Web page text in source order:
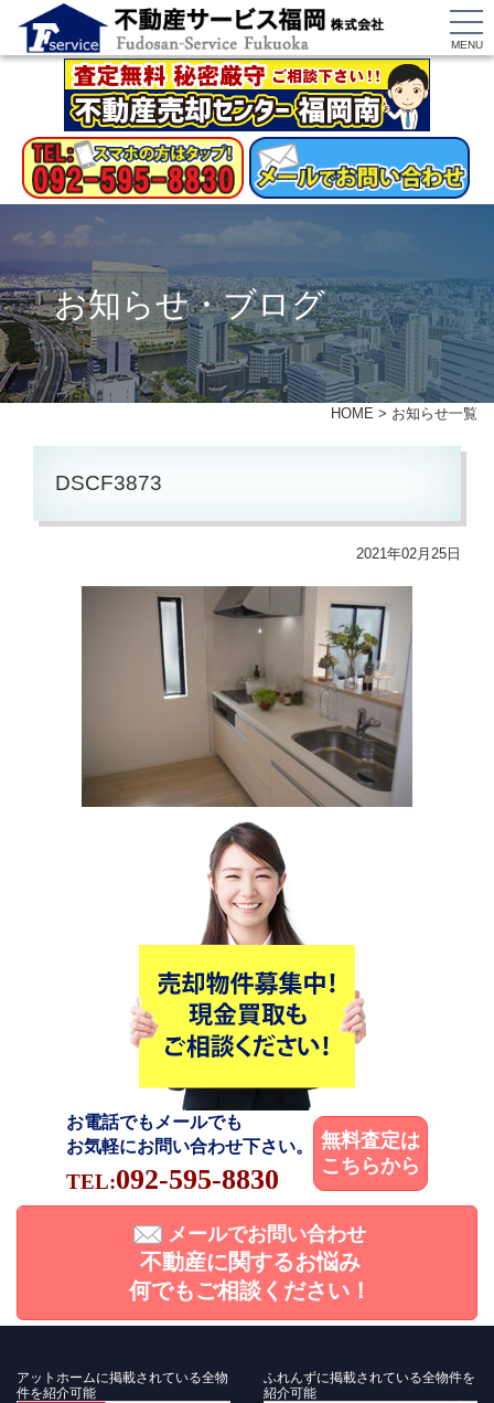
MENU
お知らせ・ブログ
HOME > お知らせ一覧
DSCF3873
2021年02月25日
お電話でもメールでも
お気軽にお問い合わせ下さい。
TEL:092-595-8830
無料査定は
こちらから
メールでお問い合わせ
不動産に関するお悩み
何でもご相談ください！
アットホームに掲載されている全物
件を紹介可能
ふれんずに掲載されている全物件を
紹介可能